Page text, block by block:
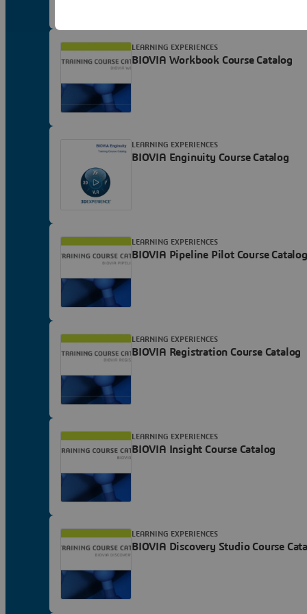
BIOVIA Workbook Course Catalog
LEARNING EXPERIENCES
BIOVIA Enginuity Course Catalog
LEARNING EXPERIENCES
BIOVIA Pipeline Pilot Course Catalog
LEARNING EXPERIENCES
BIOVIA Registration Course Catalog
LEARNING EXPERIENCES
BIOVIA Insight Course Catalog
LEARNING EXPERIENCES
BIOVIA Discovery Studio Course
LEARNING EXPERIENCES